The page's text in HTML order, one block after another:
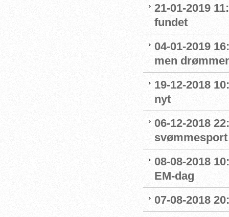
21-01-2019
fundet
04-01-2019
men
19-12-2018
nyt
06-12-2018
svømmesport
08-08-2018
EM-dag
07-08-2018